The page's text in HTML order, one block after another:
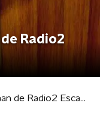
Radio2
Roland waagt zich aan de Radio2 Escape Room